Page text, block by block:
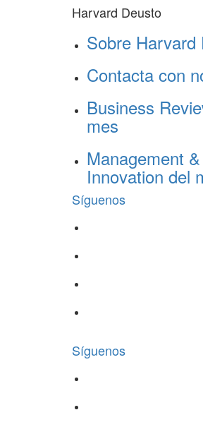
Harvard Deusto
Sobre Harvard
Contacta con
Business
mes
Management &
Innovation del
Síguenos
Síguenos